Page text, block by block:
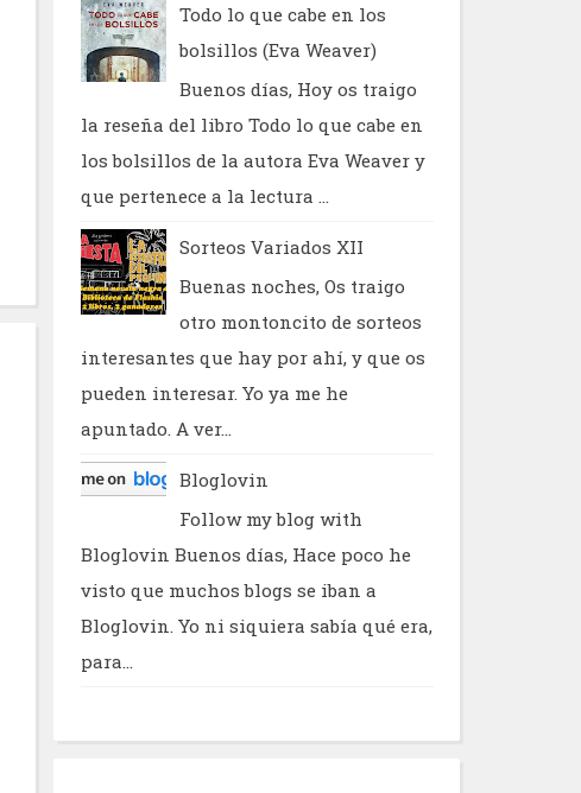
Todo lo que cabe en los
bolsillos (Eva Weaver)
Buenos días, Hoy os traigo
la reseña del libro Todo lo que cabe en
los bolsillos de la autora Eva Weaver y
que pertenece a la lectura ...
Sorteos Variados XII
Buenas noches, Os traigo
otro montoncito de sorteos
interesantes que hay por ahí, y que os
pueden interesar. Yo ya me he
apuntado. A ver...
Bloglovin
Follow my blog with
Bloglovin Buenos días, Hace poco he
visto que muchos blogs se iban a
Bloglovin. Yo ni siquiera sabía qué era,
para...